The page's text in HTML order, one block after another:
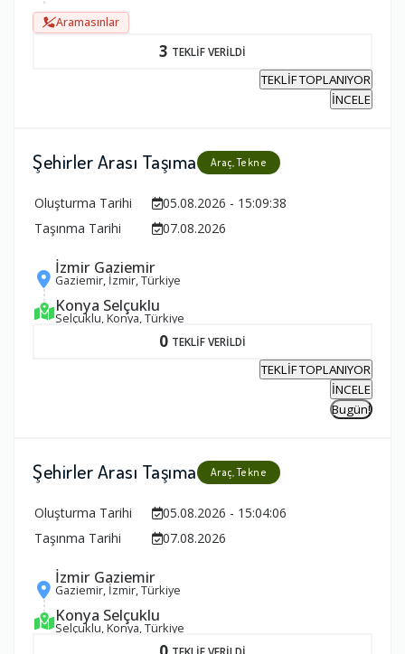
Aramasınlar
3 TEKLİF VERİLDİ
TEKLİF TOPLANIYOR
İNCELE
Şehirler Arası Taşıma Araç, Tekne
Oluşturma Tarihi
05.08.2026 - 15:09:38
Taşınma Tarihi
07.08.2026
İzmir Gaziemir
Gaziemir, İzmir, Türkiye
Konya Selçuklu
Selçuklu, Konya, Türkiye
0 TEKLİF VERİLDİ
TEKLİF TOPLANIYOR
İNCELE
Bugün!
Şehirler Arası Taşıma Araç, Tekne
Oluşturma Tarihi
05.08.2026 - 15:04:06
Taşınma Tarihi
07.08.2026
İzmir Gaziemir
Gaziemir, İzmir, Türkiye
Konya Selçuklu
Selçuklu, Konya, Türkiye
TEKLİF VERİLDİ